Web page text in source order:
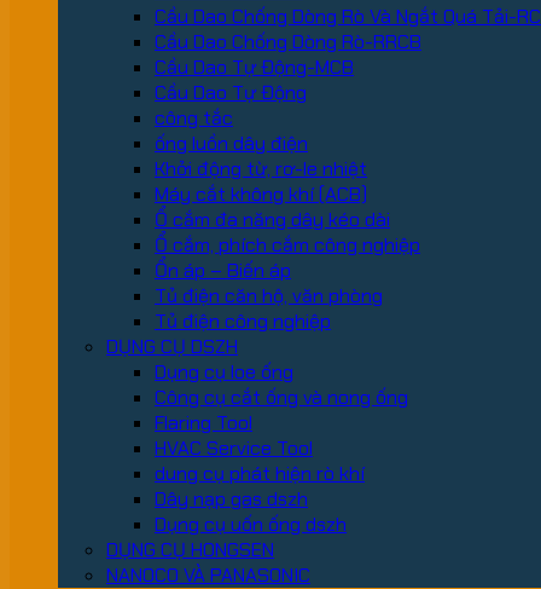
Cầu Dao Chống Dòng Rò Và Ngắt Quá Tải-
Cầu Dao Chống Dòng Rò-RRCB
Cầu Dao Tự Động-MCB
Cầu Dao Tự Động
công tắc
ống luồn dây điện
Khởi động từ, rơ-le nhiệt
Máy cắt không khí (ACB)
Ổ cắm đa năng dây kéo dài
Ổ cắm, phích cắm công nghiệp
Ổn áp – Biến áp
Tủ điện căn hộ, văn phòng
Tủ điện công nghiệp
DỤNG CỤ DSZH
Dụng cụ loe ống
Công cụ cắt ống và nong ống
Flaring Tool
HVAC Service Tool
dung cụ phát hiện rò khí
Dây nạp gas dszh
Dụng cụ uốn ống dszh
DỤNG CỤ HONGSEN
NANOCO VÀ PANASONIC